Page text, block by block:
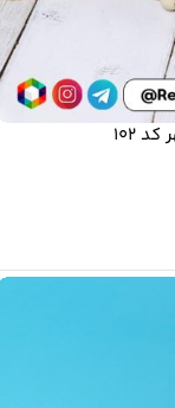
102